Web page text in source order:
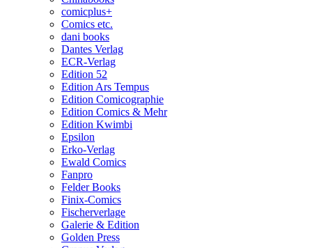
comicplus+
Comics etc.
dani books
Dantes Verlag
ECR-Verlag
Edition 52
Edition Ars Tempus
Edition Comicographie
Edition Comics & Mehr
Edition Kwimbi
Epsilon
Erko-Verlag
Ewald Comics
Fanpro
Felder Books
Finix-Comics
Fischerverlage
Galerie & Edition
Golden Press